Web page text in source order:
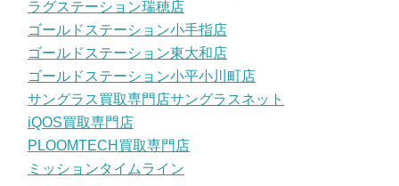
ラグステーション瑞穂店
ゴールドステーション小手指店
ゴールドステーション東大和店
ゴールドステーション小平小川町店
サングラス買取専門店サングラスネット
iQOS買取専門店
PLOOMTECH買取専門店
ミッションタイムライン